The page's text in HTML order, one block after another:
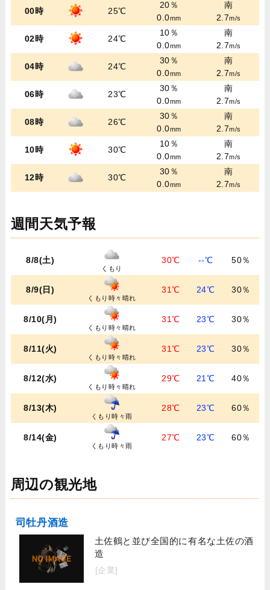
00時 25℃
20％
0.0mm
南
2.7m/s
02時 24℃
10％
0.0mm
南
2.7m/s
04時 24℃
30％
0.0mm
南
2.7m/s
06時 23℃
30％
0.0mm
南
2.7m/s
08時 26℃
30％
0.0mm
南
2.7m/s
10時 30℃
10％
0.0mm
南
2.7m/s
12時 30℃
30％
0.0mm
南
2.7m/s
週間天気予報
8/8(土)
くもり
30℃ --℃ 50％
8/9(日)
くもり時々晴れ
31℃ 24℃ 30％
8/10(月)
くもり時々晴れ
31℃ 23℃ 30％
8/11(火)
くもり時々晴れ
31℃ 23℃ 30％
8/12(水)
くもり時々晴れ
29℃ 21℃ 40％
8/13(木)
くもり時々雨
28℃ 23℃ 60％
8/14(金)
くもり時々雨
27℃ 23℃ 60％
周辺の観光地
司牡丹酒造
土佐鶴と並び全国的に有名な土佐の酒
造
[企業]